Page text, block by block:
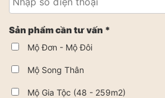
Sản phẩm cần tư vấn *
Mộ Đơn - Mộ Đôi
Mộ Song Thân
Mộ Gia Tộc (48 - 259m2)